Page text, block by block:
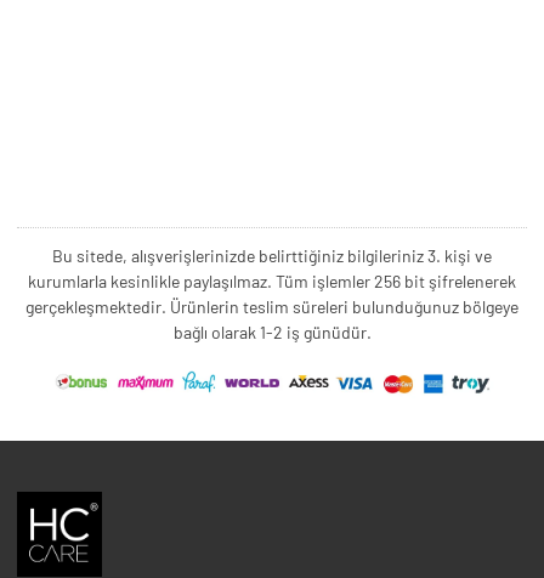
Bu sitede, alışverişlerinizde belirttiğiniz bilgileriniz 3. kişi ve
kurumlarla kesinlikle paylaşılmaz. Tüm işlemler 256 bit şifrelenerek
gerçekleşmektedir. Ürünlerin teslim süreleri bulunduğunuz bölgeye
bağlı olarak 1-2 iş günüdür.